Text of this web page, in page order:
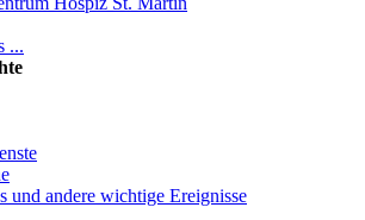
...
und andere wichtige Ereignisse